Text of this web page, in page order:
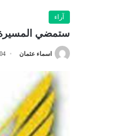
آراء
ستمضي
اسماء عثمان